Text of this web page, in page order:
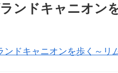
ンドキャニオン
ンドキャニオンを歩く～